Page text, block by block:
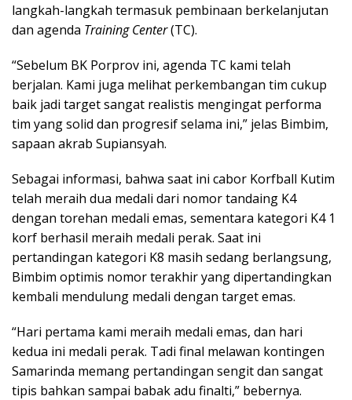
langkah-langkah termasuk pembinaan berkelanjutan
dan agenda Training Center(TC).
“Sebelum BK Porprov ini, agenda TC kami telah
berjalan. Kami juga melihat perkembangan tim cukup
baik jadi target sangat realistis mengingat performa
tim yang solid dan progresif selama ini,” jelas Bimbim,
sapaan akrab Supiansyah.
Sebagai informasi, bahwa saat ini cabor Korfball Kutim
telah meraih dua medali dari nomor tandaing K4
dengan torehan medali emas, sementara kategori K4 1
korf berhasil meraih medali perak. Saat ini
pertandingan kategori K8 masih sedang berlangsung,
Bimbim optimis nomor terakhir yang dipertandingkan
kembali mendulung medali dengan target emas.
“Hari pertama kami meraih medali emas, dan hari
kedua ini medali perak. Tadi final melawan kontingen
Samarinda memang pertandingan sengit dan sangat
tipis bahkan sampai babak adu finalti,” bebernya.